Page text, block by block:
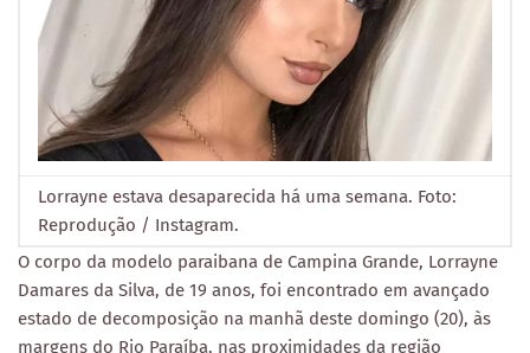
Lorrayne estava desaparecida há uma semana. Foto:
Reprodução / Instagram.
O corpo da modelo paraibana de Campina Grande, Lorrayne
Damares da Silva, de 19 anos, foi encontrado em avançado
estado de decomposição na manhã deste domingo (20), às
margens do Rio Paraíba, nas proximidades da região